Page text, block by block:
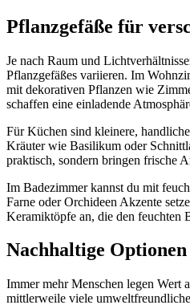
Pflanzgefäße für
Je nach Raum und
Pflanzgefäßes variieren. Im
mit dekorativen Pflanzen wie
schaffen eine einladende
Für Küchen sind kleinere,
Kräuter wie Basilikum oder
praktisch, sondern bringen frische
Im Badezimmer kannst du mit
Farne oder Orchideen Akzente
Keramiktöpfe an, die den feuchten
Nachhaltige
Immer mehr Menschen legen Wert
mittlerweile viele